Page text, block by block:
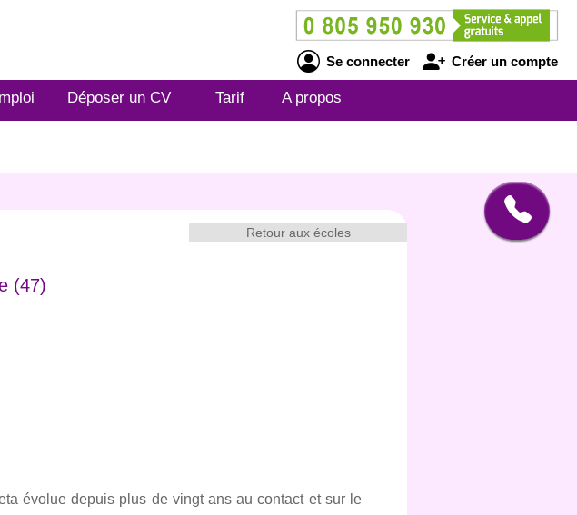
Se connecter Créer un compte
Déposer un CV Tarif A propos
Retour aux écoles
(47)
évolue depuis plus de vingt ans au contact et sur le